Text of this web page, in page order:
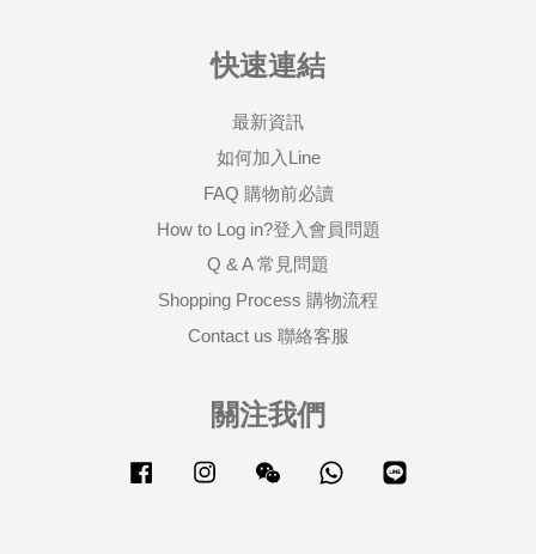
快速連結
最新資訊
如何加入Line
FAQ 購物前必讀
How to Log in?登入會員問題
Q & A 常見問題
Shopping Process 購物流程
Contact us 聯絡客服
關注我們
Facebook Instagram Wechat Whatsapp